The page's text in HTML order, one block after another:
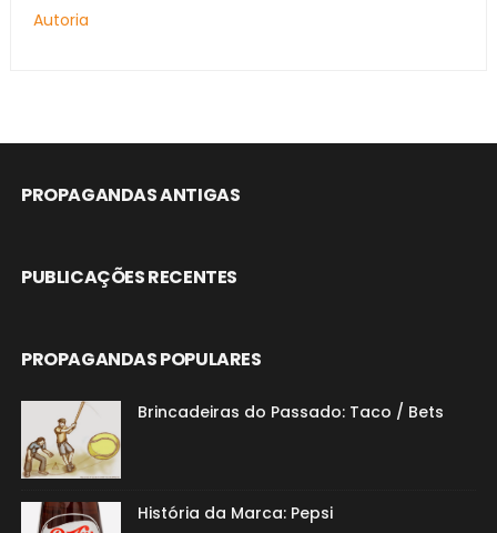
Autoria
PROPAGANDAS ANTIGAS
PUBLICAÇÕES RECENTES
PROPAGANDAS POPULARES
Brincadeiras do Passado: Taco / Bets
História da Marca: Pepsi